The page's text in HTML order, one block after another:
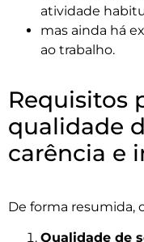
atividade
mas ainda há
ao trabalho.
Requisitos
qualidade
carência e
De forma resumida,
Qualidade de